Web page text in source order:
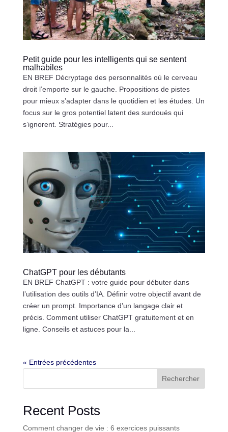
Petit guide pour les intelligents qui se sentent
malhabiles
EN BREF Décryptage des personnalités où le cerveau
droit l’emporte sur le gauche. Propositions de pistes
pour mieux s’adapter dans le quotidien et les études. Un
focus sur le gros potentiel latent des surdoués qui
s’ignorent. Stratégies pour...
ChatGPT pour les débutants
EN BREF ChatGPT : votre guide pour débuter dans
l’utilisation des outils d’IA. Définir votre objectif avant de
créer un prompt. Importance d’un langage clair et
précis. Comment utiliser ChatGPT gratuitement et en
ligne. Conseils et astuces pour la...
« Entrées précédentes
Rechercher
Recent Posts
Comment changer de vie : 6 exercices puissants